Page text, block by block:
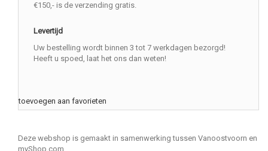
€150,- is de verzending gratis.
Levertijd
Uw bestelling wordt binnen 3 tot 7 werkdagen bezorgd!
Heeft u spoed, laat het ons dan weten!
toevoegen aan favorieten
Deze webshop is gemaakt in samenwerking tussen Vanoostvoorn en
myShop.com